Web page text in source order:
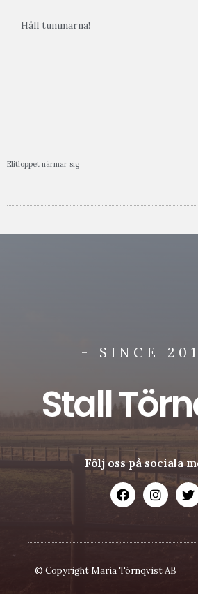
Håll tummarna!
Elitloppet närmar sig
- SINCE
Stall
Följ oss på sociala
© Copyright Maria Törnqvist AB